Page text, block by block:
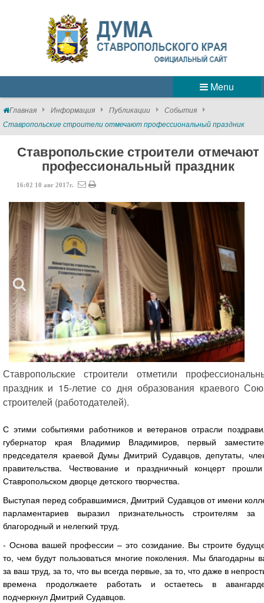
Menu
Главная Информация Публикации
События
Ставропольские строители отмечают профессиональный праздник
Ставропольские строители отмечают
профессиональный праздник
16:02 10 авг 2017г.
Ставропольские строители отметили
праздник и 15-летие со дня образования краевого
строителей (работодателей).
С этими событиями работников и ветеранов отрасли
губернатор края Владимир Владимиров, первый
председателя краевой Думы Дмитрий Судавцов, депутаты,
правительства. Чествование и праздничный концерт
Ставропольском дворце детского творчества.
Выступая перед собравшимися, Дмитрий Судавцов от имени
парламентариев выразил признательность строителям за
благородный и нелегкий труд.
- Основа вашей профессии – это созидание. Вы строите
то, чем будут пользоваться многие поколения. Мы благодарны
за ваш труд, за то, что вы всегда первые, за то, что даже в
времена продолжаете работать и остаетесь в
подчеркнул Дмитрий Судавцов.